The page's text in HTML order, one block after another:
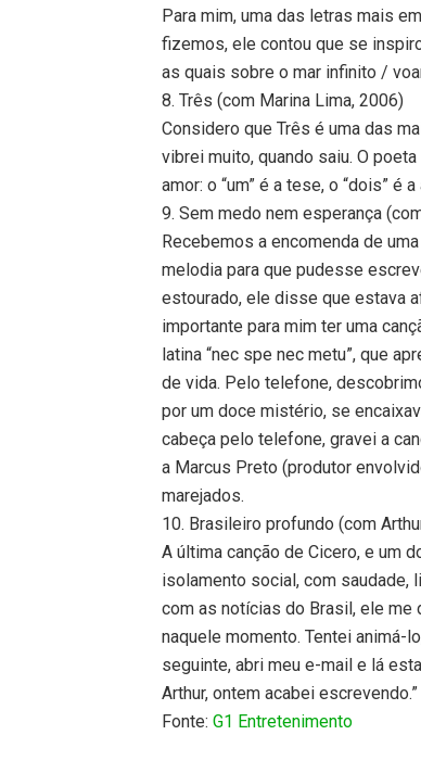
Para mim, uma das letras mais
fizemos, ele contou que se
as quais sobre o mar infinito /
8. Três (com Marina Lima, 2006)
Considero que Três é uma das
vibrei muito, quando saiu. O
amor: o “um” é a tese, o “dois” é
9. Sem medo nem esperança
Recebemos a encomenda de
melodia para que pudesse
estourado, ele disse que estava
importante para mim ter uma
latina “nec spe nec metu”, que
de vida. Pelo telefone,
por um doce mistério, se
cabeça pelo telefone, gravei a
a Marcus Preto (produtor
marejados.
10. Brasileiro profundo (com
A última canção de Cicero, e um
isolamento social, com saudade,
com as notícias do Brasil, ele
naquele momento. Tentei animá-
seguinte, abri meu e-mail e lá
Arthur, ontem acabei escrevendo.”
Fonte:G1 Entretenimento